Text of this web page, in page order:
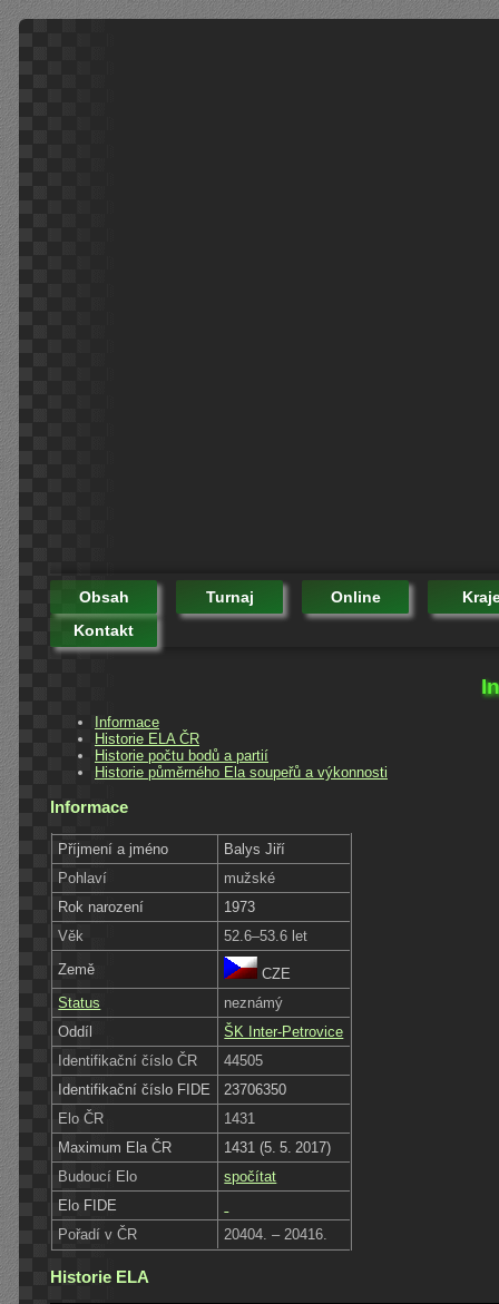
Obsah Turnaj Online
Kontakt
Informace
Historie ELA ČR
Historie počtu bodů a partií
Historie půměrného Ela soupeřů a výkonnosti
Informace
Příjmení a jméno
Balys Jiří
Pohlaví
mužské
Rok narození
1973
Věk
52.6–53.6 let
Země
CZE
Status
neznámý
Oddíl
ŠK Inter-Petrovice
Identifikační číslo ČR
44505
Identifikační číslo FIDE
23706350
Elo ČR
1431
Maximum Ela ČR
1431 (5. 5. 2017)
Budoucí Elo
spočítat
Elo FIDE
Pořadí v ČR
20404. – 20416.
Historie ELA